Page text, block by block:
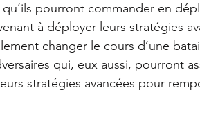
pourront commander en
à déployer leurs stratégies
changer le cours d’une
qui, eux aussi, pourront
stratégies avancées pour